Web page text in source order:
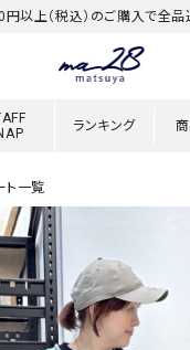
円以上（税込）のご購入で全
ランキング
ト一覧